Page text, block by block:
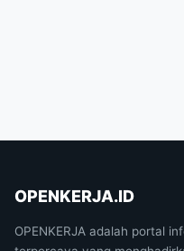
OPENKERJA.ID
OPENKERJA adalah portal